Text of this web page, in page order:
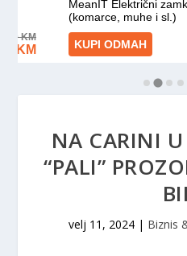
NA CARINI U
“PALI”
velj 11, 2024 | Biznis